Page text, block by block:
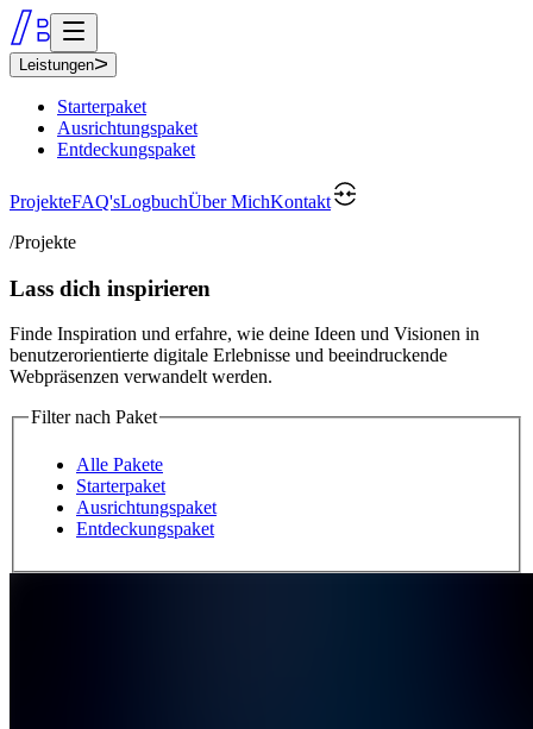
Leistungen
Starterpaket
Ausrichtungspaket
Entdeckungspaket
ProjekteFAQ'sLogbuchÜber MichKontakt
/Projekte
Lass dich inspirieren
Finde Inspiration und erfahre, wie deine Ideen und Visionen in
benutzerorientierte digitale Erlebnisse und beeindruckende
Webpräsenzen verwandelt werden.
Filter nach Paket
Alle Pakete
Starterpaket
Ausrichtungspaket
Entdeckungspaket